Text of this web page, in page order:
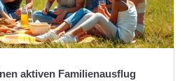
aktiven Familienausflug